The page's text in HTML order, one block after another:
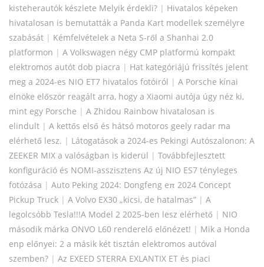
kisteherautók készlete Melyik érdekli? | Hivatalos képeken
hivatalosan is bemutatták a Panda Kart modellek személyre
szabását | Kémfelvételek a Neta S-ről a Shanhai 2.0
platformon | A Volkswagen négy CMP platformú kompakt
elektromos autót dob ​​piacra | Hat kategóriájú frissítés jelent
meg a 2024-es NIO ET7 hivatalos fotóiról | A Porsche kínai
elnöke először reagált arra, hogy a Xiaomi autója úgy néz ki,
mint egy Porsche | A Zhidou Rainbow hivatalosan is
elindult | A kettős első és hátsó motoros geely radar ma
elérhető lesz. | Látogatások a 2024-es Pekingi Autószalonon: A
ZEEKER MIX a valóságban is kiderül | Továbbfejlesztett
konfiguráció és NOMI-asszisztens Az új NIO ES7 tényleges
fotózása | Auto Peking 2024: Dongfeng eπ 2024 Concept
Pickup Truck | A Volvo EX30 „kicsi, de hatalmas” | A
legolcsóbb Tesla!!!A Model 2 2025-ben lesz elérhető | NIO
második márka ONVO L60 renderelő előnézet! | Mik a Honda
enp előnyei: 2 a másik két tisztán elektromos autóval
szemben? | Az EXEED STERRA EXLANTIX ET és piaci